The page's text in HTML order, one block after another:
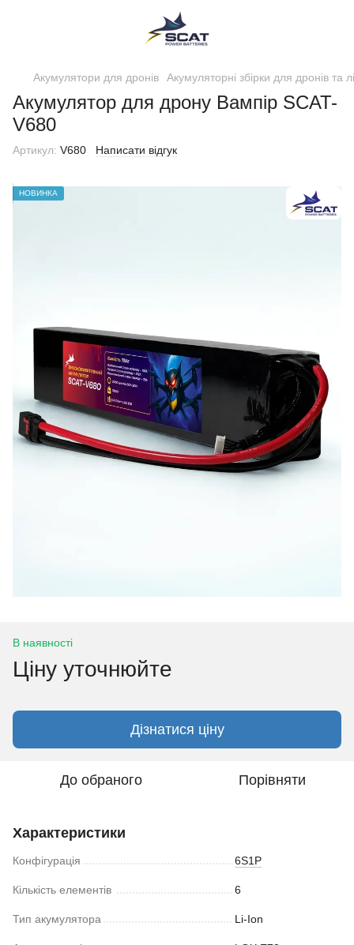
Акумулятори для дронів Акумуляторні збірки для дронів та
Акумулятор для дрону Вампір SCAT-
V680
Артикул: V680 Написати відгук
НОВИНКА
В наявності
Ціну уточнюйте
Дізнатися ціну
До обраного Порівняти
Характеристики
Конфігурація 6S1P
Кількість елементів 6
Тип акумулятора Li-Ion